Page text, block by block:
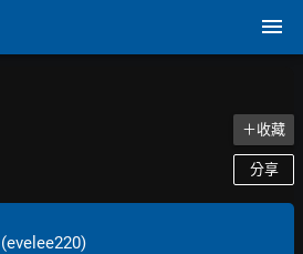
＋收藏
分享
(evelee220)